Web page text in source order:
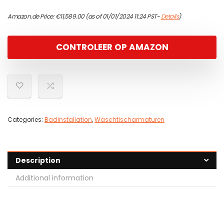
Amazon.de Price:€11,589.00(as of 01/01/2024 11:24 PST-Details)
CONTROLEER OP AMAZON
Categories: Badinstallation,Waschtischarmaturen
Description
Additional information